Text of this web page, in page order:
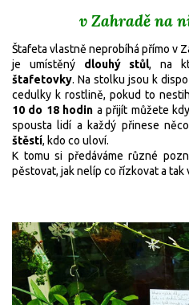
v Zahradě na
Štafeta vlastně neprobíhá přímo v
je umístěný dlouhý stůl, na
štafetovky. Na stolku jsou k
cedulky k rostlině, pokud to
10 do 18 hodin a přijít můžete
spousta lidí a každý přinese
štěstí, kdo co uloví.
K tomu si předáváme různé
pěstovat, jak nelíp co řízkovat a tak